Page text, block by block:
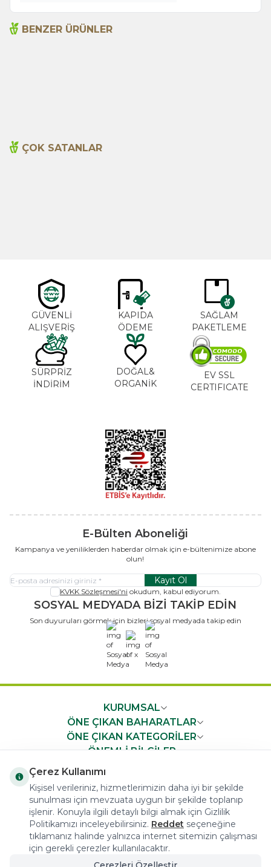
BENZER ÜRÜNLER
ÇOK SATANLAR
GÜVENLİ
ALIŞVERİŞ
KAPIDA
ÖDEME
SAĞLAM
PAKETLEME
SÜRPRİZ
İNDİRİM
DOĞAL&
ORGANİK
EV SSL
CERTIFICATE
E-Bülten Aboneliği
Kampanya ve yeniliklerden haberdar olmak için e-bültenimize abone
olun!
Kayıt Ol
KVKK Sözleşmesi'ni okudum, kabul ediyorum.
SOSYAL MEDYADA BİZİ TAKİP EDİN
Son duyuruları görmek için bizleri sosyal medyada takip edin
x
KURUMSAL
ÖNE ÇIKAN BAHARATLAR
ÖNE ÇIKAN KATEGORİLER
ÖNEMLİ BİLGİLER
COPYRIGHT © 2023 arifoglu.com ALL RIGHTS RESERVED
Çerez Kullanımı
Kişisel verileriniz, hizmetlerimizin daha iyi bir şekilde
sunulması için mevzuata uygun bir şekilde toplanıp
işlenir. Konuyla ilgili detaylı bilgi almak için Gizlilik
Politikamızı inceleyebilirsiniz. Reddet seçeneğine
tıklamanız halinde yalnızca internet sitemizin çalışması
için gerekli çerezler kullanılacaktır.